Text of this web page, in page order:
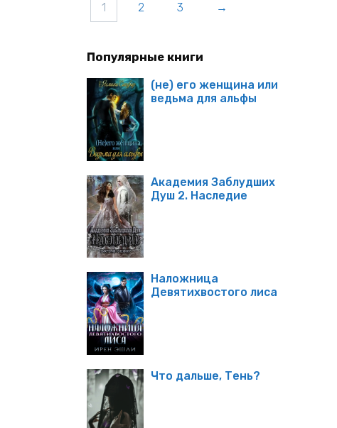
1 2 3 →
Популярные книги
(не) его женщина или
ведьма для альфы
Академия Заблудших
Душ 2. Наследие
Наложница
Девятихвостого лиса
Что дальше, Тень?